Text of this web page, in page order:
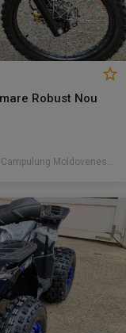
Robust Nou
Campulung Moldovenesc, SV